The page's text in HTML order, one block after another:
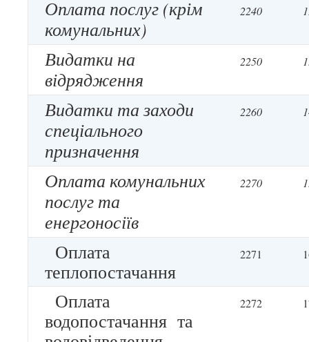
Оплата послуг (крім
комунальних)
2240
Видатки на
відрядження
2250
Видатки та заходи
спеціального
призначення
2260
Оплата комунальних
послуг та
енергоносіїв
2270
Оплата
теплопостачання
2271
Оплата
водопостачання та
2272